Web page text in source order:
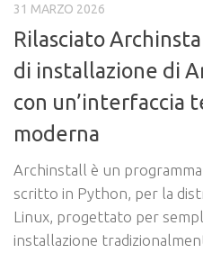
31 MARZO 2026
Rilasciato
di installazione di
con un’interfaccia
moderna
Archinstall è un
scritto in Python, per la
Linux, progettato per
installazione